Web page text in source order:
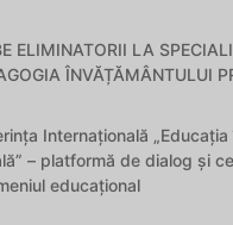
ELIMINATORII LA
ÎNVĂȚĂMÂNTULUI
Internațională „Educația
– platformă de dialog și
educațional